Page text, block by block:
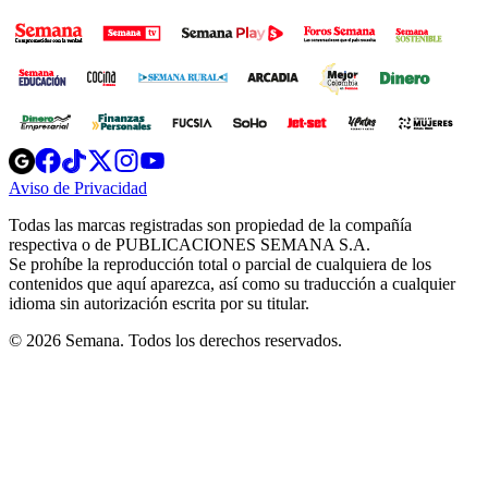
Opens
in
new
Opens
in
new
Opens
in
new
window
Opens
new
windowwindow
Aviso de Privacidad
new
window
Todas las marcas registradas son propiedad de la compañía
respectiva o de PUBLICACIONES SEMANA S.A.
Se prohíbe la reproducción total o parcial de cualquiera de los
contenidos que aquí aparezca, así como su traducción a cualquier
idioma sin autorización escrita por su titular.
© 2026 Semana. Todos los derechos reservados.